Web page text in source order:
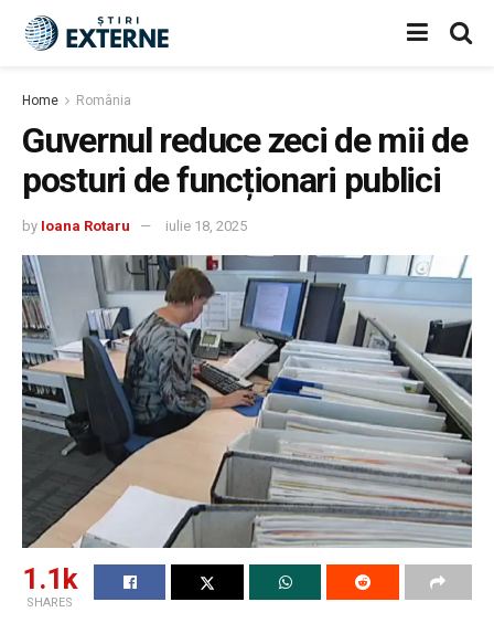
Home România
Guvernul reduce zeci de mii de
posturi de funcționari publici
by Ioana Rotaru iulie 18, 2025
1.1k
SHARES